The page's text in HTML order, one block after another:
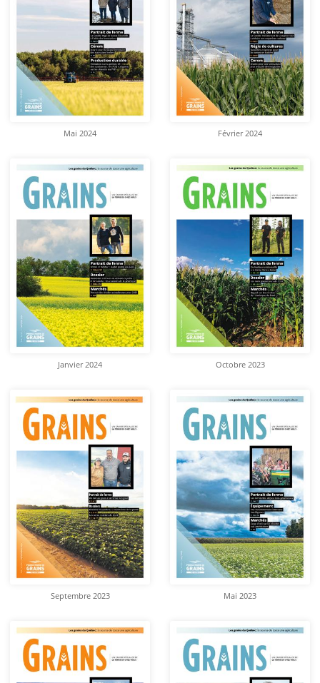
Mai 2024 Février 2024
Janvier 2024 Octobre 2023
Septembre 2023 Mai 2023